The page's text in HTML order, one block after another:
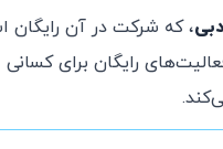
، که شرکت در آن رایگان
رایگان برای